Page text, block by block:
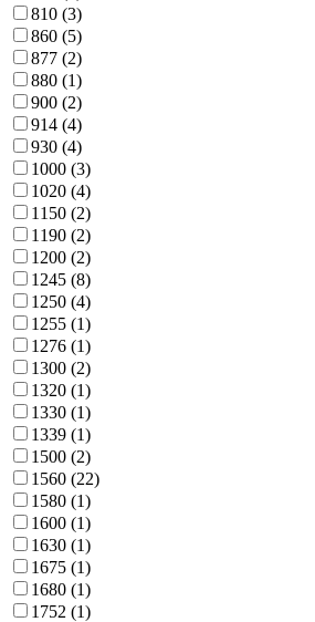
810 (3)
860 (5)
877 (2)
880 (1)
900 (2)
914 (4)
930 (4)
1000 (3)
1020 (4)
1150 (2)
1190 (2)
1200 (2)
1245 (8)
1250 (4)
1255 (1)
1276 (1)
1300 (2)
1320 (1)
1330 (1)
1339 (1)
1500 (2)
1560 (22)
1580 (1)
1600 (1)
1630 (1)
1675 (1)
1680 (1)
1752 (1)